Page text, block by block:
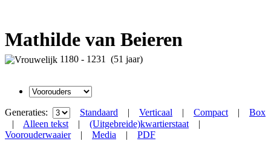
Mathilde van Beieren
1180 - 1231 (51 jaar)
Generaties: Standaard | Verticaal | Compact| Box
| Alleen tekst| (Uitgebreide)kwartierstaat|
Voorouderwaaier| Media | PDF